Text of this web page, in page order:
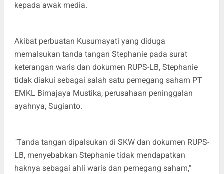
kepada awak media.
Akibat perbuatan Kusumayati yang diduga
memalsukan tanda tangan Stephanie pada surat
keterangan waris dan dokumen RUPS-LB, Stephanie
tidak diakui sebagai salah satu pemegang saham PT
EMKL Bimajaya Mustika, perusahaan peninggalan
ayahnya, Sugianto.
"Tanda tangan dipalsukan di SKW dan dokumen RUPS-
LB, menyebabkan Stephanie tidak mendapatkan
haknya sebagai ahli waris dan pemegang saham,"